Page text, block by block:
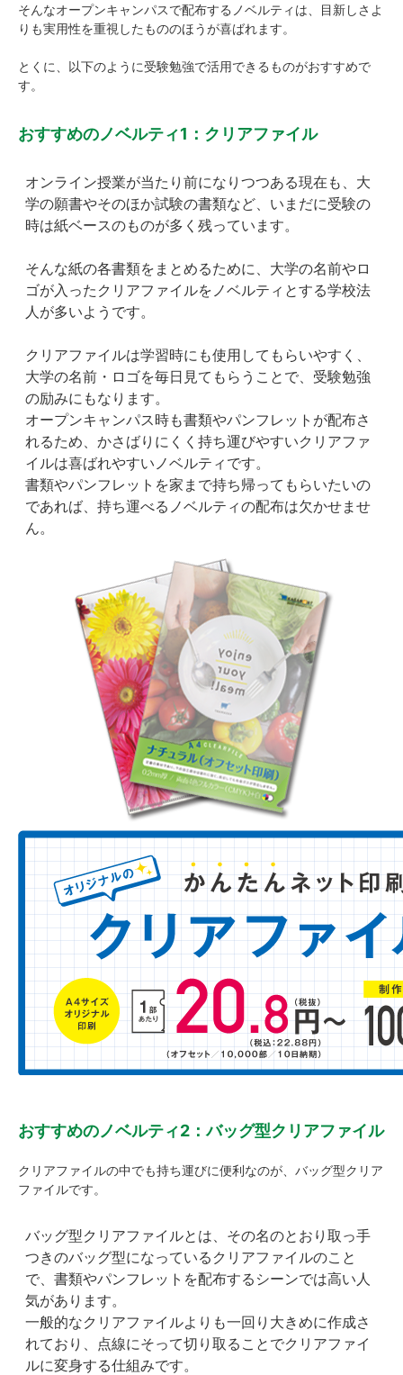
そんなオープンキャンパスで配布するノベルティは、目新しさよ
りも実用性を重視したもののほうが喜ばれます。
とくに、以下のように受験勉強で活用できるものがおすすめで
す。
おすすめのノベルティ1：クリアファイル
オンライン授業が当たり前になりつつある現在も、大
学の願書やそのほか試験の書類など、いまだに受験の
時は紙ベースのものが多く残っています。
そんな紙の各書類をまとめるために、大学の名前やロ
ゴが入ったクリアファイルをノベルティとする学校法
人が多いようです。
クリアファイルは学習時にも使用してもらいやすく、
大学の名前・ロゴを毎日見てもらうことで、受験勉強
の励みにもなります。
オープンキャンパス時も書類やパンフレットが配布さ
れるため、かさばりにくく持ち運びやすいクリアファ
イルは喜ばれやすいノベルティです。
書類やパンフレットを家まで持ち帰ってもらいたいの
であれば、持ち運べるノベルティの配布は欠かせませ
ん。
おすすめのノベルティ2：バッグ型クリアファイル
クリアファイルの中でも持ち運びに便利なのが、バッグ型クリア
ファイルです。
バッグ型クリアファイルとは、その名のとおり取っ手
つきのバッグ型になっているクリアファイルのこと
で、書類やパンフレットを配布するシーンでは高い人
気があります。
一般的なクリアファイルよりも一回り大きめに作成さ
れており、点線にそって切り取ることでクリアファイ
ルに変身する仕組みです。